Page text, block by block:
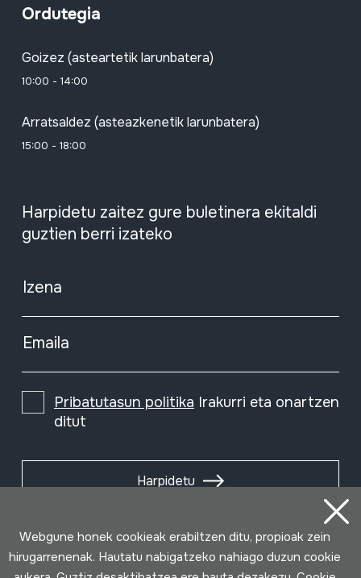
Ordutegia
Goizez (asteartetik larunbatera)
10:00 - 14:00
Arratsaldez (asteazkenetik larunbatera)
15:00 - 18:00
Harpidetu zaitez gure buletinera ekitaldi
guztien berri izateko
Izena
Emaila
Pribatutasun politika Irakurri eta onartzen
ditut
Harpidetu
Webgune honek cookieak erabiltzen ditu, propioak zein
hirugarrenenak. Hautatu nabigatzeko nahiago duzun cookie